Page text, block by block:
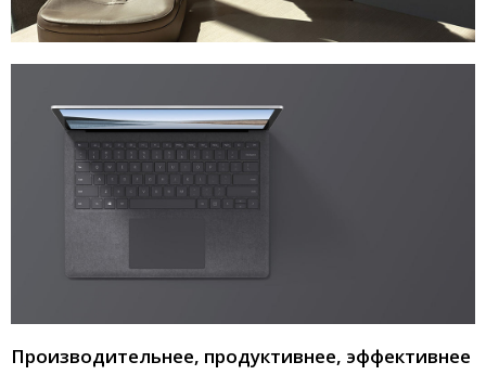
Производительнее, продуктивнее, эффективнее